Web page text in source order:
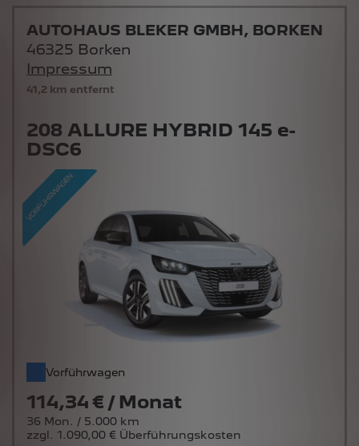
41,2 km entfernt
208 ALLURE HYBRID 145 e-
DSC6
Vorführwagen
114,34 € / Monat
36 Mon. / 5.000 km
zzgl. 1.090,00 € Überführungskosten
AUTOHAUS BLEKER GMBH, BORKEN
46325 Borken
Impressum